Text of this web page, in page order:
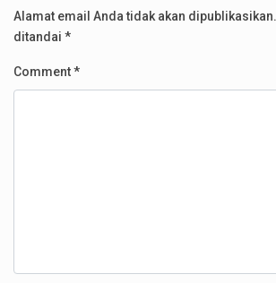
Alamat email Anda tidak akan dipublikasikan.
ditandai *
Comment*